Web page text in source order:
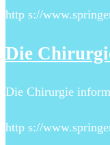
http s://
Die
Die Chirurgie
http s://